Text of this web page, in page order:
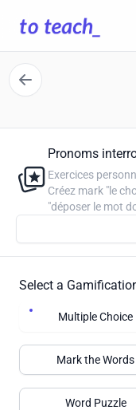
Pronoms
Exercices
Créez mark "le
"déposer le mot
Select a
Multiple Choice
Mark the Words
Word Puzzle